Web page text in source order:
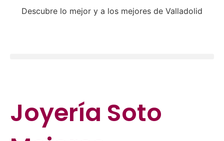
Descubre lo mejor y a los mejores de Valladolid
Joyería Soto